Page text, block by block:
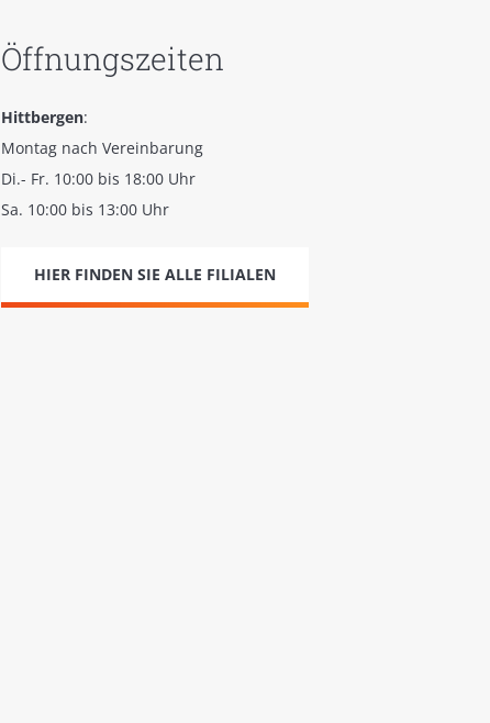
Öffnungszeiten
Hittbergen:
Montag nach Vereinbarung
Di.- Fr. 10:00 bis 18:00 Uhr
Sa. 10:00 bis 13:00 Uhr
HIER FINDEN SIE ALLE FILIALEN